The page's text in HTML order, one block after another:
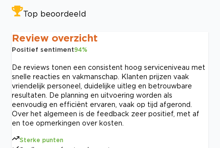
Top beoordeeld
Review overzicht
Positief sentiment94%
De reviews tonen een consistent hoog serviceniveau met
snelle reacties en vakmanschap. Klanten prijzen vaak
vriendelijk personeel, duidelijke uitleg en betrouwbare
resultaten. De planning en uitvoering worden als
eenvoudig en efficiënt ervaren, vaak op tijd afgerond.
Over het algemeen is de feedback zeer positief, met af
en toe opmerkingen over kosten.
Sterke punten